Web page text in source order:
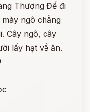
Thượng Đế đi
ngô chẳng
Cây ngô, cây
lấy hạt về ăn.